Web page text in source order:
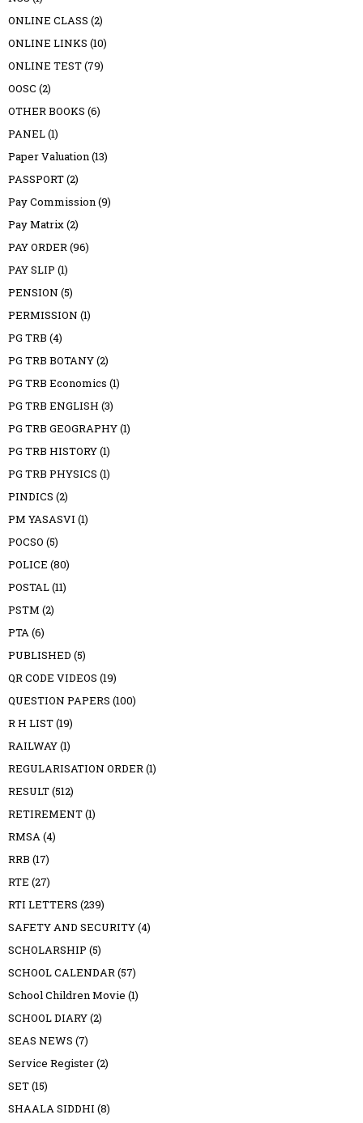
ONLINE CLASS (2)
ONLINE LINKS (10)
ONLINE TEST(79)
OOSC (2)
OTHER BOOKS (6)
PANEL(1)
Paper Valuation(13)
PASSPORT(2)
Pay Commission(9)
Pay Matrix(2)
PAY ORDER(96)
PAY SLIP (1)
PENSION (5)
PERMISSION (1)
PG TRB (4)
PG TRB BOTANY(2)
PG TRB Economics (1)
PG TRB ENGLISH (3)
PG TRB GEOGRAPHY(1)
PG TRB HISTORY(1)
PG TRB PHYSICS (1)
PINDICS (2)
PM YASASVI (1)
POCSO (5)
POLICE (80)
POSTAL(11)
PSTM (2)
PTA(6)
PUBLISHED (5)
QR CODE VIDEOS (19)
QUESTION PAPERS (100)
R H LIST(19)
RAILWAY(1)
REGULARISATION ORDER(1)
RESULT(512)
RETIREMENT(1)
RMSA(4)
RRB (17)
RTE (27)
RTI LETTERS (239)
SAFETY AND SECURITY(4)
SCHOLARSHIP (5)
SCHOOL CALENDAR(57)
School Children Movie (1)
SCHOOL DIARY(2)
SEAS NEWS (7)
Service Register(2)
SET(15)
SHAALA SIDDHI (8)